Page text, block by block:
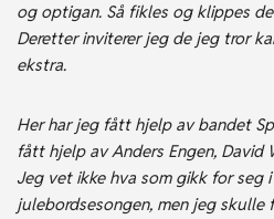
og optigan. Så fikles og klippes
Deretter inviterer jeg de jeg tror
ekstra.
Her har jeg fått hjelp av bandet
fått hjelp av Anders Engen, David
Jeg vet ikke hva som gikk for seg
julebordsesongen, men jeg skulle